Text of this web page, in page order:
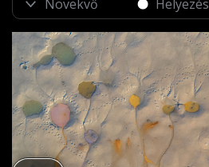
Helyezés